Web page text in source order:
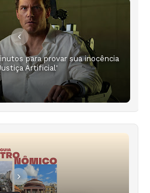
para provar sua inocência
Artificial'